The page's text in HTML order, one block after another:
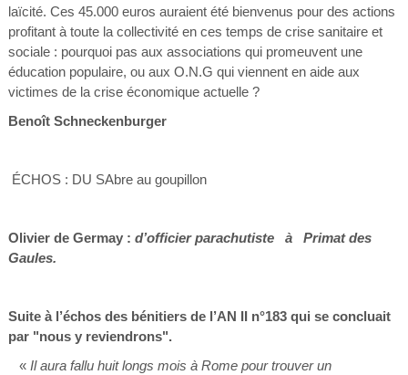
laïcité. Ces 45.000 euros auraient été bienvenus pour des actions
profitant à toute la collectivité en ces temps de crise sanitaire et
sociale : pourquoi pas aux associations qui promeuvent une
éducation populaire, ou aux O.N.G qui viennent en aide aux
victimes de la crise économique actuelle ?
Benoît Schneckenburger
ÉCHOS : DU SAbre au goupillon
Olivier de Germay : d’officier parachutiste à Primat des
Gaules.
Suite à l’échos des bénitiers de l’AN II n°183 qui se concluait
par "nous y reviendrons".
« Il aura fallu huit longs mois à Rome pour trouver un